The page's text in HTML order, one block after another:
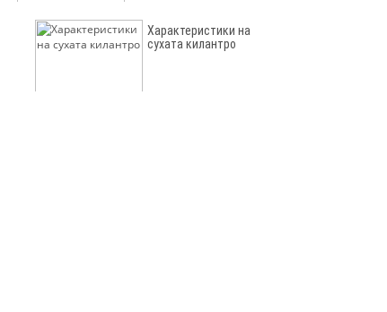
Характеристики на
сухата килантро